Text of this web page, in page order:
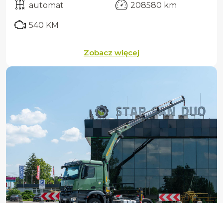
automat 208580 km
540 KM
Zobacz więcej